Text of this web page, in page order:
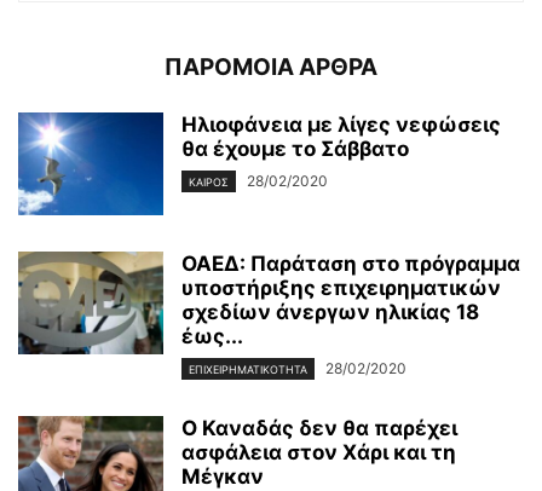
ΠΑΡΟΜΟΙΑ ΑΡΘΡΑ
Ηλιοφάνεια με λίγες νεφώσεις
θα έχουμε το Σάββατο
ΚΑΙΡΌΣ 28/02/2020
ΟΑΕΔ: Παράταση στο πρόγραμμα
υποστήριξης επιχειρηματικών
σχεδίων άνεργων ηλικίας 18
έως...
ΕΠΙΧΕΙΡΗΜΑΤΙΚΌΤΗΤΑ 28/02/2020
Ο Καναδάς δεν θα παρέχει
ασφάλεια στον Χάρι και τη
Μέγκαν